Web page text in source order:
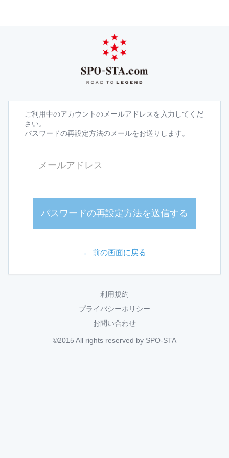
ご利用中のアカウントのメールアドレスを入力してくだ
さい。
パスワードの再設定方法のメールをお送りします。
パスワードの再設定方法を送信する
← 前の画面に戻る
利用規約
プライバシーポリシー
お問い合わせ
©2015 All rights reserved by SPO-STA